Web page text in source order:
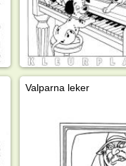
Valparna leker